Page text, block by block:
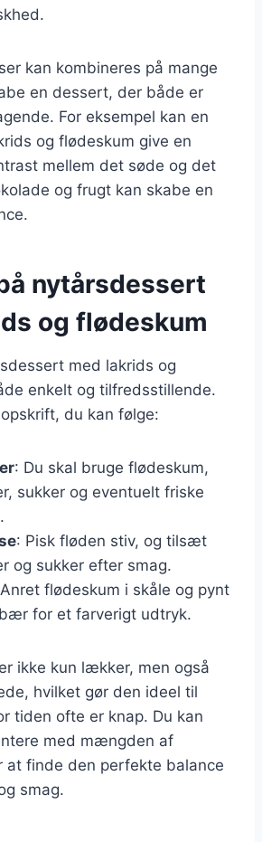
kan kombineres på mange
en dessert, der både er
For eksempel kan en
og flødeskum give en
mellem det søde og det
og frugt kan skabe en
nytårsdessert
og flødeskum
med lakrids og
enkelt og tilfredsstillende.
du kan følge:
: Du skal bruge flødeskum,
sukker og eventuelt friske
: Pisk fløden stiv, og tilsæt
og sukker efter smag.
flødeskum i skåle og pynt
for et farverigt udtryk.
ikke kun lækker, men også
hvilket gør den ideel til
tiden ofte er knap. Du kan
med mængden af
at finde den perfekte balance
smag.